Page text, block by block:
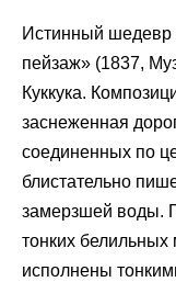
Истинный шедевр
пейзаж» (1837,
Куккука.
заснеженная
соединенных по
блистательно
замерзшей воды.
тонких
исполнены